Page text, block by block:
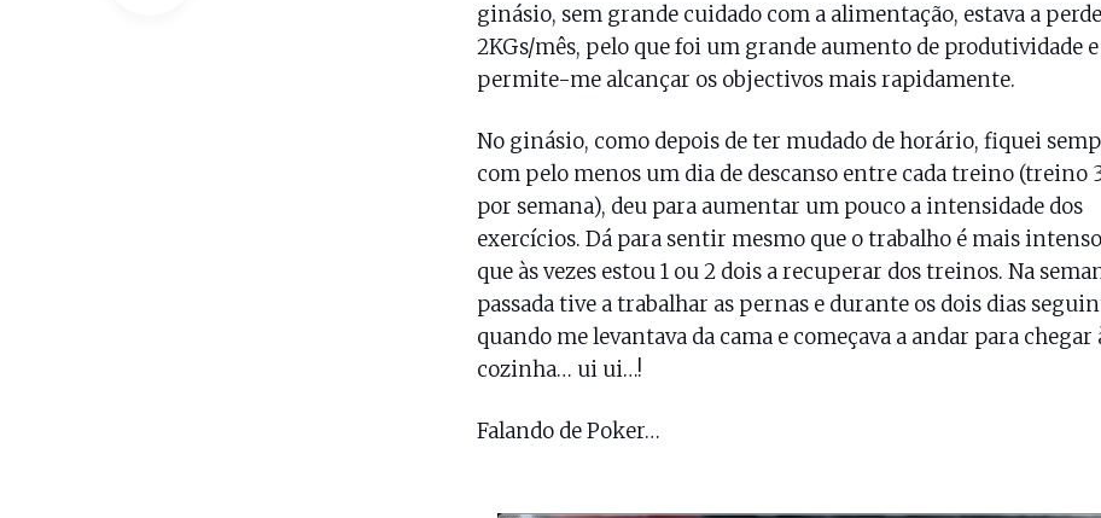
ginásio, sem grande cuidado com a alimentação, estava a
2KGs/mês, pelo que foi um grande aumento de produtividade e
permite-me alcançar os objectivos mais rapidamente.
No ginásio, como depois de ter mudado de horário, fiquei
com pelo menos um dia de descanso entre cada treino (treino
por semana), deu para aumentar um pouco a intensidade dos
exercícios. Dá para sentir mesmo que o trabalho é mais
que às vezes estou 1 ou 2 dois a recuperar dos treinos. Na
passada tive a trabalhar as pernas e durante os dois dias
quando me levantava da cama e começava a andar para chegar
cozinha… ui ui…!
Falando de Poker…